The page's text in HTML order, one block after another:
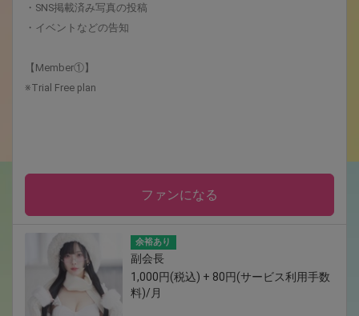
・SNS掲載済み写真の投稿
・イベントなどの告知
【Member①】
※Trial Free plan
ファンになる
余裕あり
副会長
1,000円(税込) + 80円(サービス利用手数
料)/月